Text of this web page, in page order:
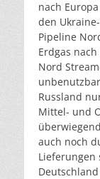
nach
den
Pipeline
Erdgas
Nord
Russland
Mittel- und
auch noch
Lieferungen